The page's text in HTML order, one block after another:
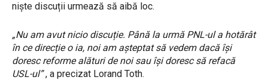
niște discuții urmează să aibă loc.
„Nu am avut nicio discuție. Până la urmă PNL-ul a hotărât
în ce direcție o ia, noi am așteptat să vedem dacă își
doresc reforme alături de noi sau își doresc să refacă
USL-ul”, a precizat Lorand Toth.